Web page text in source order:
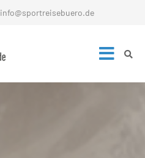
info@sportreisebuero.de